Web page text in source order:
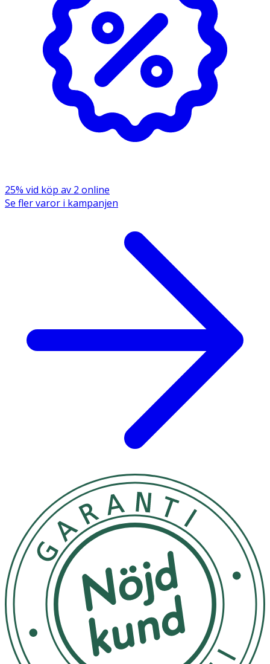
25% vid köp av 2 online
Se fler varor i kampanjen